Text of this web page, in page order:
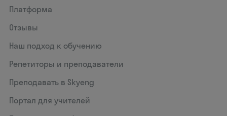
Платформа
Отзывы
Наш подход к обучению
Репетиторы и преподаватели
Преподавать в Skyeng
Портал для учителей